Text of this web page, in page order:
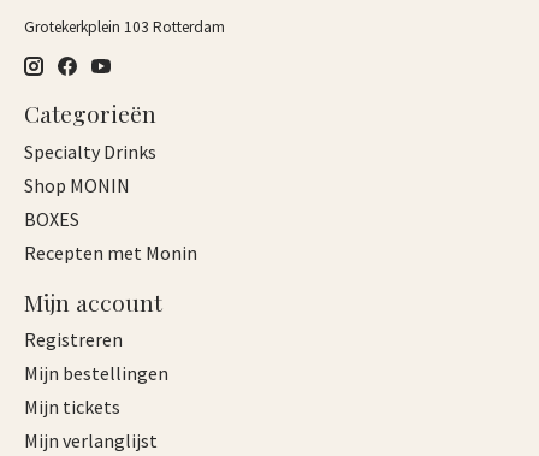
Grotekerkplein 103 Rotterdam
Categorieën
Specialty Drinks
Shop MONIN
BOXES
Recepten met Monin
Mijn account
Registreren
Mijn bestellingen
Mijn tickets
Mijn verlanglijst